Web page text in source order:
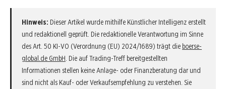
Hinweis: Dieser Artikel wurde mithilfe Künstlicher Intelligenz erstellt
und redaktionell geprüft. Die redaktionelle Verantwortung im Sinne
des Art. 50 KI-VO (Verordnung (EU) 2024/1689) trägt die boerse-
global.de GmbH . Die auf Trading-Treff bereitgestellten
Informationen stellen keine Anlage- oder Finanzberatung dar und
sind nicht als Kauf- oder Verkaufsempfehlung zu verstehen. Sie